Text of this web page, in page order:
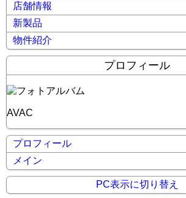
店舗情報
新製品
物件紹介
プロフィール
AVAC
プロフィール
メイン
PC表示に切り替え